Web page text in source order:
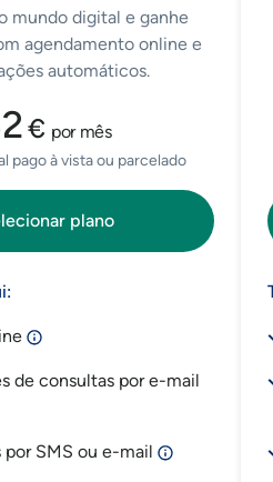
mundo digital e ganhe
agendamento online e
automáticos.
€ por mês
pago à vista ou parcelado
plano
de consultas por e-mail
por SMS ou e-mail